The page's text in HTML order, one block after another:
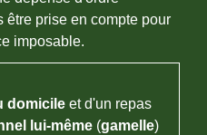
être prise en compte pour
imposable.
domicile et d'un repas
lui-même (gamelle)